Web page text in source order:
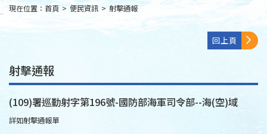
:::
現在位置： 首頁 > 便民資訊 > 射擊通報
回上頁
射擊通報
(109)署巡勤射字第196號-國防部海軍司令部--海(空)域
詳如射擊通報單